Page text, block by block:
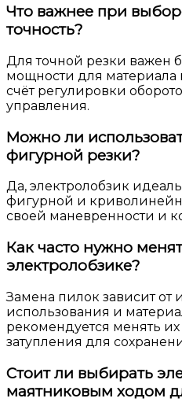
Что важнее при
точность?
Для точной резки важен
мощности для материала
счёт регулировки
управления.
Можно ли
фигурной резки?
Да, электролобзик
фигурной и
своей маневренности и
Как часто нужно
электролобзике?
Замена пилок зависит от
использования и
рекомендуется менять
затупления для
Стоит ли выбирать
маятниковым ходом